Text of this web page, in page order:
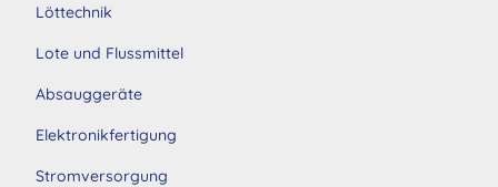
Löttechnik
Lote und Flussmittel
Absauggeräte
Elektronikfertigung
Stromversorgung